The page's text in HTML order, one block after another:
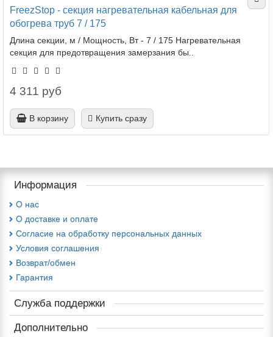
FreezStop - секция нагревательная кабельная для
обогрева труб 7 / 175
Длина секции, м / Мощность, Вт - 7 / 175 Нагревательная
секция для предотвращения замерзания бы..
4 311 руб
В корзину Купить сразу
Информация
О нас
О доставке и оплате
Cогласие на обработку персональных данных
Условия соглашения
Возврат/обмен
Гарантия
Служба поддержки
Дополнительно